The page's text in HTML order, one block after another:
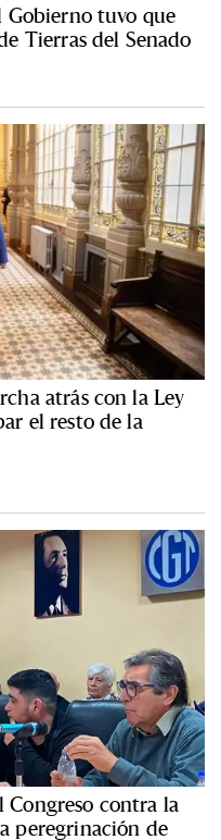
Gobierno tuvo que
Tierras del Senado
atrás con la Ley
el resto de la
contra la
peregrinación de